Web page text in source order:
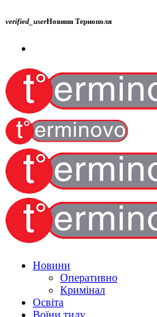
verified_userНовини Тернополя
Новини
Оперативно
Кримінал
Освіта
Воїни тилу